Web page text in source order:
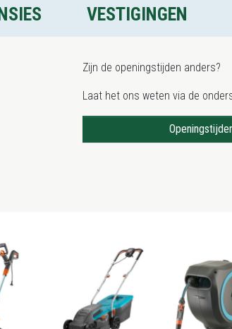
VESTIGINGEN
Zijn de openingstijden anders?
Laat het ons weten via de